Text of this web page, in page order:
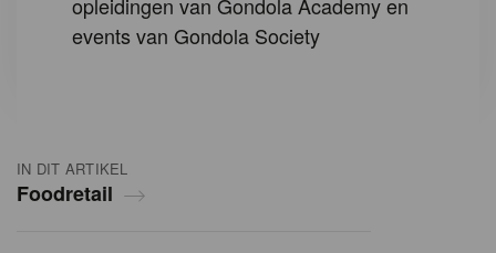
IN DIT ARTIKEL
Foodretail
opleidingen van Gondola Academy en
events van Gondola Society